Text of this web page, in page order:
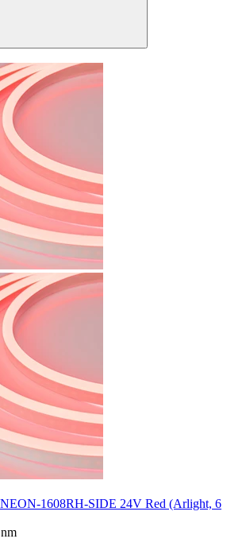
1608RH-SIDE 24V Red (Arlight, 6